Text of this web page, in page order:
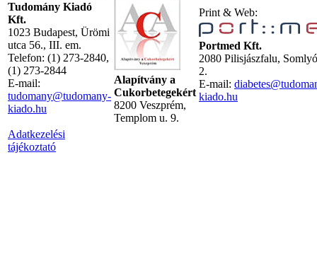
Tudomány Kiadó
Kft.
1023 Budapest, Ürömi
utca 56., III. em.
Telefon: (1) 273-2840,
(1) 273-2844
E-mail:
tudomany@tudomany-
kiado.hu
Adatkezelési
tájékoztató
Alapítvány a
Cukorbetegekért
8200 Veszprém,
Templom u. 9.
Print & Web:
Portmed Kft.
2080 Pilisjászfalu,
2.
E-mail:
kiado.hu